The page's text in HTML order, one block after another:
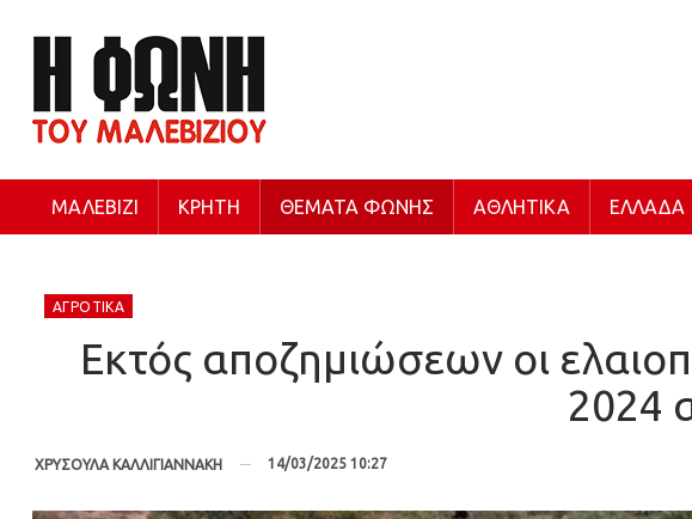
ΜΑΛΕΒΊΖΙ ΚΡΉΤΗ ΘΈΜΑΤΑ ΦΩΝΉΣ ΑΘΛΗΤΙΚΆ ΕΛΛΆΔΑ
ΑΓΡΟΤΙΚΆ
Εκτός αποζημιώσεων οι
2024
ΧΡΥΣΟΥΛΑ ΚΑΛΛΙΓΙΑΝΝΑΚΗ 14/03/2025 10:27